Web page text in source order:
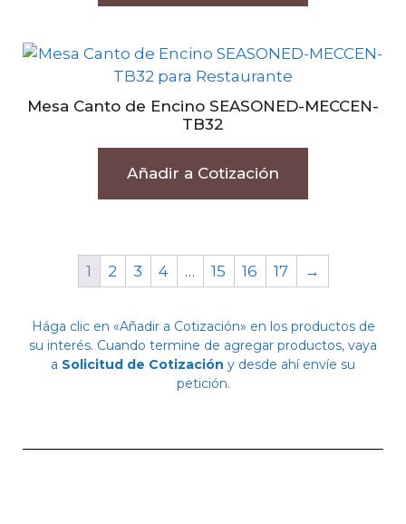
Mesa Canto de Encino SEASONED-MECCEN-
TB32
Añadir a Cotización
1 2 3 4 … 15 16 17 →
Hága clic en «Añadir a Cotización» en los productos de
su interés. Cuando termine de agregar productos, vaya
a Solicitud de Cotización y desde ahí envíe su
petición.